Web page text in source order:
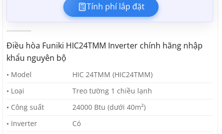
Tính phí lắp đặt
Điều hòa Funiki HIC24TMM Inverter chính hãng nhập
khẩu nguyên bộ
• Model
HIC 24TMM (HIC24TMM)
• Loại
Treo tường 1 chiều lạnh
• Công suất
24000 Btu (dưới 40m²)
• Inverter
Có